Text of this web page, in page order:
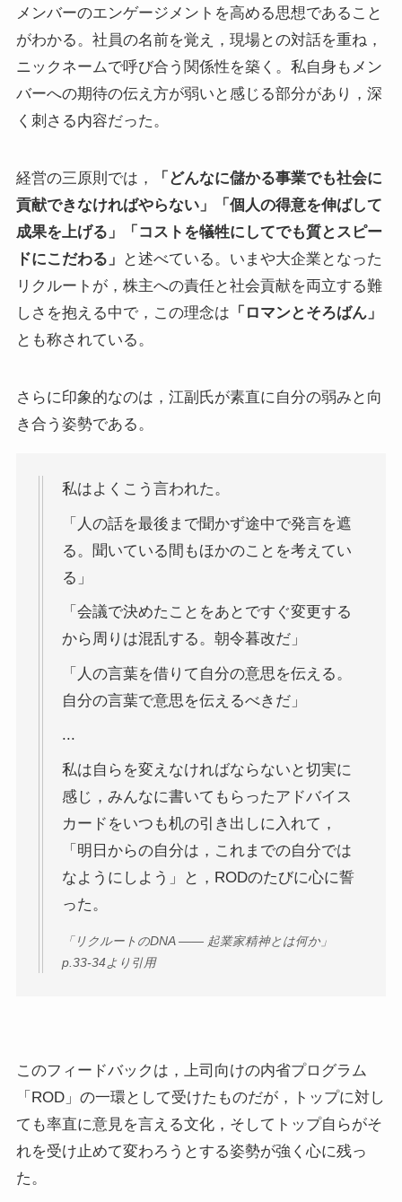
メンバーのエンゲージメントを高める思想であること
がわかる。社員の名前を覚え，現場との対話を重ね，
ニックネームで呼び合う関係性を築く。私自身もメン
バーへの期待の伝え方が弱いと感じる部分があり，深
く刺さる内容だった。
経営の三原則では，
「どんなに儲かる事業でも社会に
貢献できなければやらない」「個人の得意を伸ばして
成果を上げる」「コストを犠牲にしてでも質とスピー
ドにこだわる」
と述べている。いまや大企業となった
リクルートが，株主への責任と社会貢献を両立する難
しさを抱える中で，この理念は 「ロマンとそろばん」
とも称されている。
さらに印象的なのは，江副氏が素直に自分の弱みと向
き合う姿勢である。
私はよくこう言われた。
「人の話を最後まで聞かず途中で発言を遮
る。聞いている間もほかのことを考えてい
る」
「会議で決めたことをあとですぐ変更する
から周りは混乱する。朝令暮改だ」
「人の言葉を借りて自分の意思を伝える。
自分の言葉で意思を伝えるべきだ」
...
私は自らを変えなければならないと切実に
感じ，みんなに書いてもらったアドバイス
カードをいつも机の引き出しに入れて，
「明日からの自分は，これまでの自分では
なようにしよう」と，RODのたびに心に誓
った。
「リクルートのDNA —— 起業家精神とは何か」
p.33-34より引用
このフィードバックは，上司向けの内省プログラム
「ROD」の一環として受けたものだが，トップに対し
ても率直に意見を言える文化，そしてトップ自らがそ
れを受け止めて変わろうとする姿勢が強く心に残っ
た。